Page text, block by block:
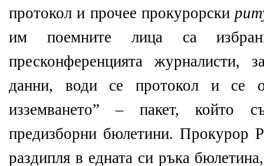
протокол и прочее прокурорски
им поемните лица са
пресконференцията журналисти,
данни, води се протокол и се
изземването” – пакет, който
предизборни бюлетини. Прокурор
раздипля в едната си ръка